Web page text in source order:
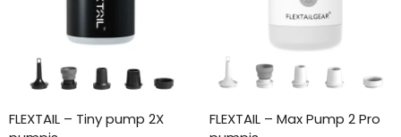
FLEXTAIL – Tiny pump 2X
FLEXTAIL – Max Pump 2 Pro